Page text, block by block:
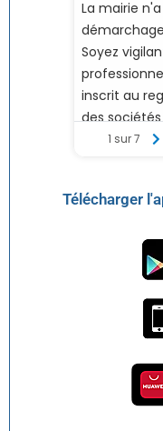
Télécharger